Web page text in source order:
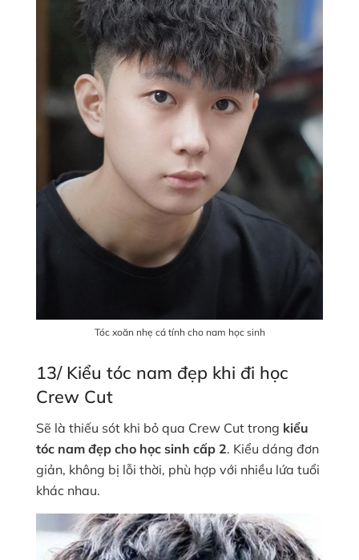
Tóc xoăn nhẹ cá tính cho nam học sinh
13/ Kiểu tóc nam đẹp khi đi học
Crew Cut
Sẽ là thiếu sót khi bỏ qua Crew Cut trong kiểu
tóc nam đẹp cho học sinh cấp 2. Kiểu dáng đơn
giản, không bị lỗi thời, phù hợp với nhiều lứa tuổi
khác nhau.